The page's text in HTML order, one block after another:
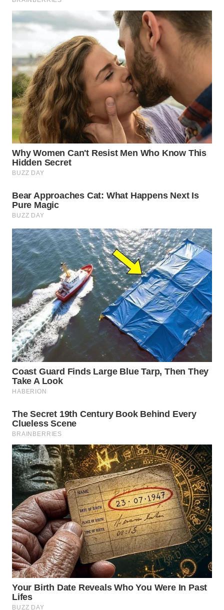
WAHANA
ADVOKAT
WAHANA
INFRASTRUKTUR
WAHANA
KONSUMEN
WAHANA
LISTRIK
WAHANA
TRAVEL
WAHANA
TV
WAHANANEWS
ID
WAHANANEWS
CO ID
WAHANANEWS
NET
WAHANA
SPORT
WAHANA
UMKM
WAHANA
SELEB
WAHANA
PERSONA
WAHANA
OTOMOTIF
WAHANA
HEALTH
WAHANA